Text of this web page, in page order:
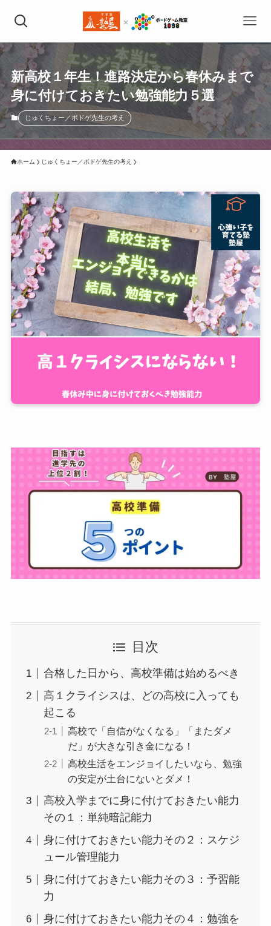
新高校１年生！進路決定から春休みまで
身に付けておきたい勉強能力５選
じゅくちょー／ボドゲ先生の考え
ホーム じゅくちょー／ボドゲ先生の考え
目次
合格した日から、高校準備は始めるべき
高１クライシスは、どの高校に入っても
起こる
高校で「自信がなくなる」「またダメ
だ」が大きな引き金になる！
高校生活をエンジョイしたいなら、勉強
の安定が土台にないとダメ！
高校入学までに身に付けておきたい能力
その１：単純暗記能力
身に付けておきたい能力その２：スケジ
ュール管理能力
身に付けておきたい能力その３：予習能
力
身に付けておきたい能力その４：勉強を